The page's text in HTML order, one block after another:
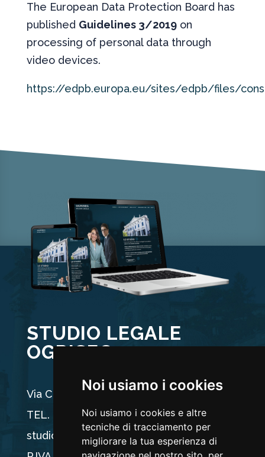
Noi usiamo i cookies
Noi usiamo i cookies e altre
tecniche di tracciamento per
migliorare la tua esperienza di
The European Data Protection Board has
published Guidelines 3/2019 on
processing of personal data through
video devices.
https://edpb.europa.eu/sites/edpb/files/
STUDIO LEGALE
OGRISEG
Via Carducci 44, 33100 Udine
TEL. +39 0432 512704
studio@ogriseg.legal